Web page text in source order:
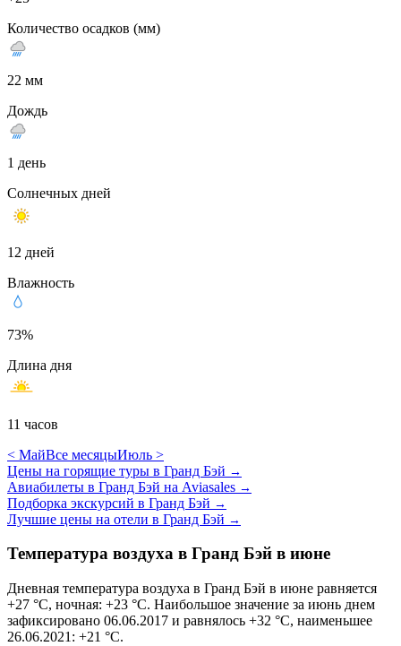
Количество осадков (мм)
22 мм
Дождь
1 день
Солнечных дней
12 дней
Влажность
73%
Длина дня
11 часов
< МайВсе месяцыИюль >
Цены на горящие туры в Гранд Бэй →
Авиабилеты в Гранд Бэй на Aviasales →
Подборка экскурсий в Гранд Бэй →
Лучшие цены на отели в Гранд Бэй →
Температура воздуха в Гранд Бэй в июне
Дневная температура воздуха в Гранд Бэй в июне равняется
+27 °C, ночная: +23 °C. Наибольшое значение за июнь днем
зафиксировано 06.06.2017 и равнялось +32 °C, наименьшее
26.06.2021: +21 °C.